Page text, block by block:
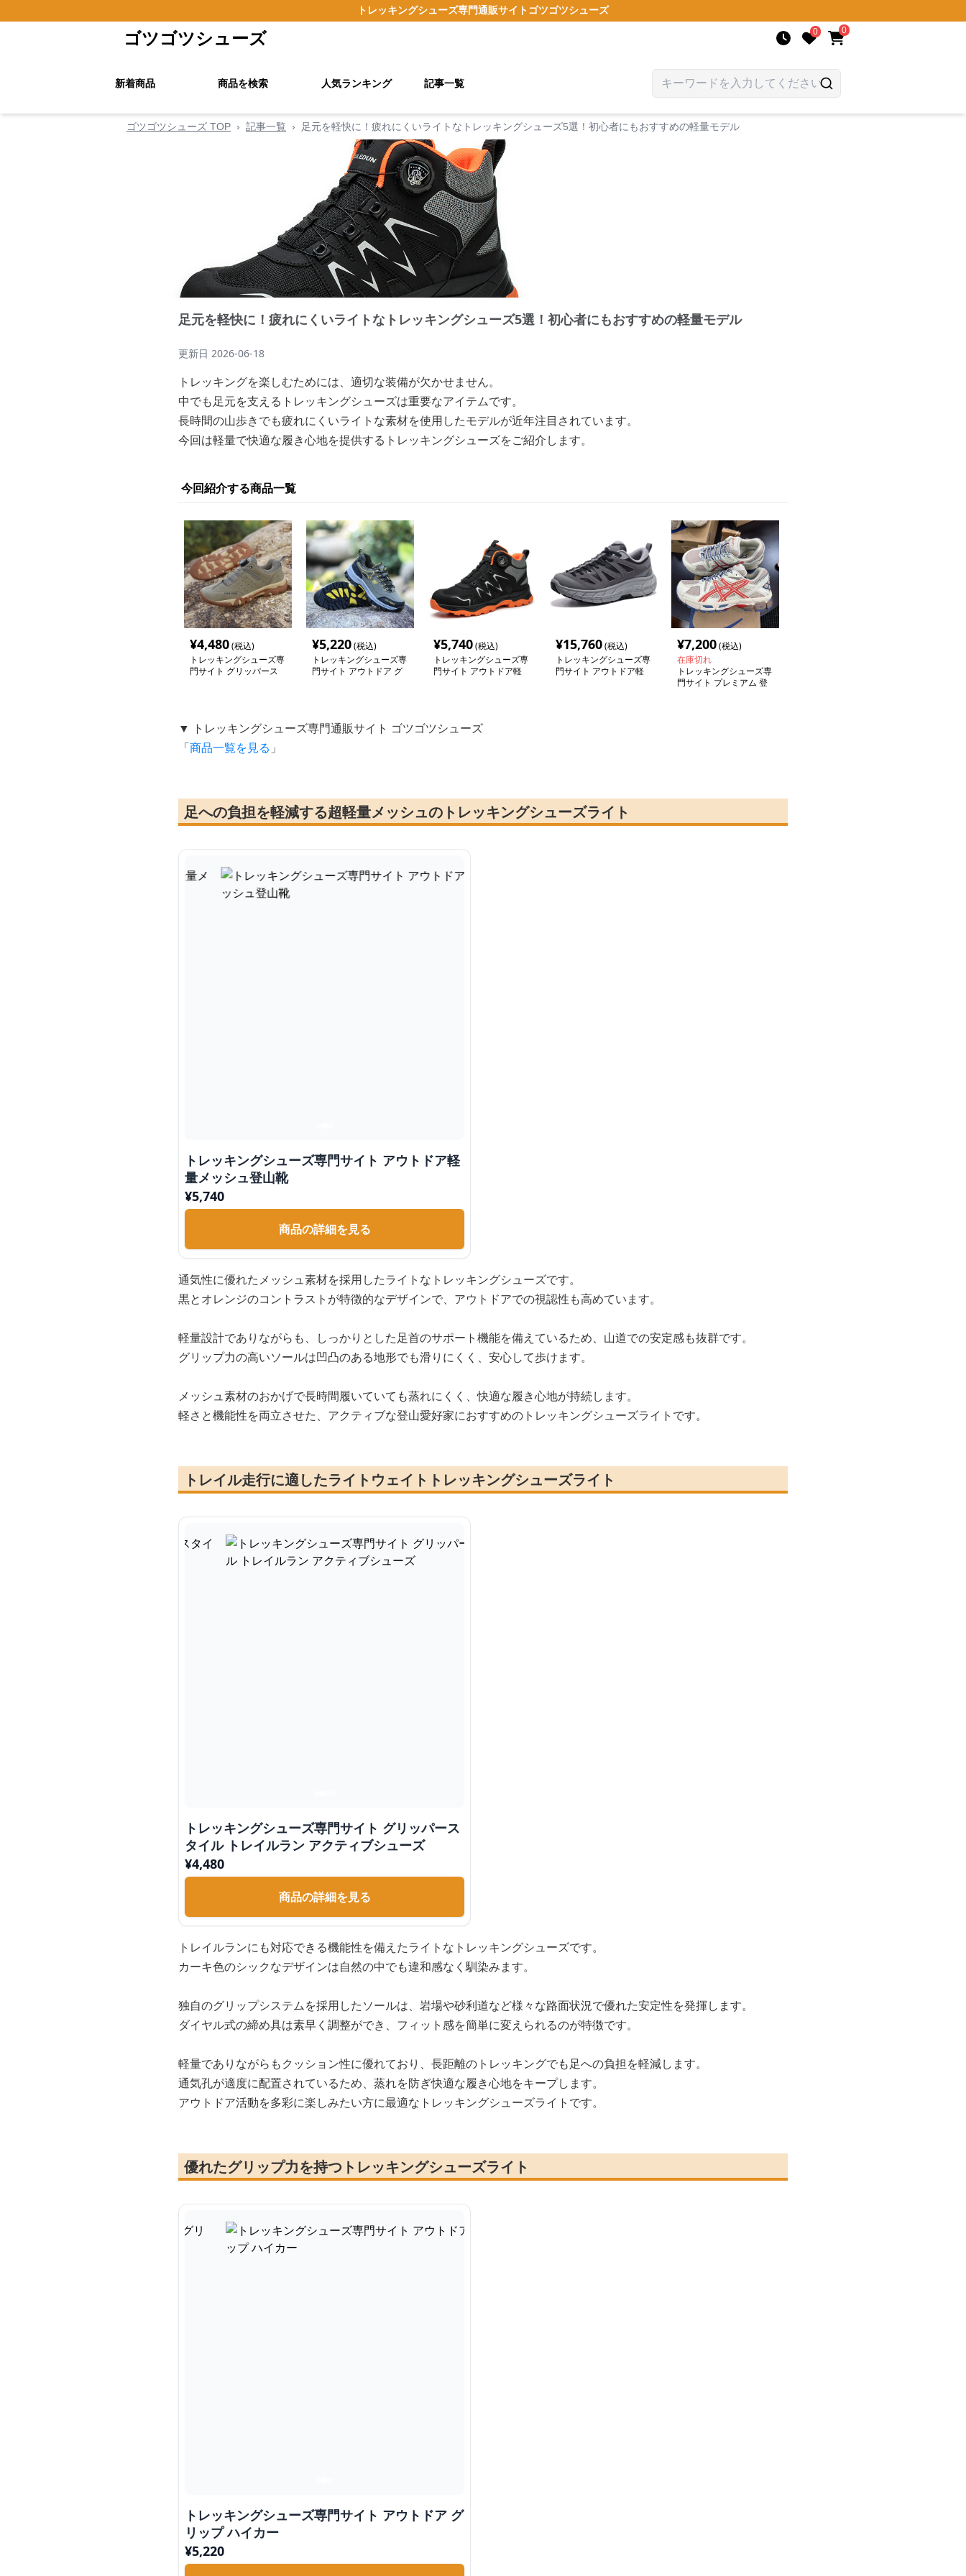
トレッキングシューズ専門通販サイト ゴツゴツシューズ
ゴツゴツシューズ 0 0
新着商品 商品を検索 人気ランキング 記事一覧
ゴツゴツシューズ TOP › 記事一覧 › 足元を軽快に！疲れにくいライトなトレッキングシューズ5選！初心者にもおすすめの軽量モデル
足元を軽快に！疲れにくいライトなトレッキングシューズ5選！初心者にもおすすめの軽量モデル
更新日 2026-06-18
トレッキングを楽しむためには、適切な装備が欠かせません。
中でも足元を支えるトレッキングシューズは重要なアイテムです。
長時間の山歩きでも疲れにくいライトな素材を使用したモデルが近年注目されています。
今回は軽量で快適な履き心地を提供するトレッキングシューズをご紹介します。
今回紹介する商品一覧
¥4,480(税込)
トレッキングシューズ専
門サイト グリッパース
¥5,220(税込)
トレッキングシューズ専
門サイト アウトドア グ
¥5,740(税込)
トレッキングシューズ専
門サイト アウトドア軽
¥15,760(税込)
トレッキングシューズ専
門サイト アウトドア軽
¥7,200(税込)
在庫切れ
トレッキングシューズ専
門サイト プレミアム 登
▼ トレッキングシューズ専門通販サイト ゴツゴツシューズ
「商品一覧を見る 」
足への負担を軽減する超軽量メッシュのトレッキングシューズライト
トレッキングシューズ専門サイト アウトドア軽
量メッシュ登山靴
¥5,740
商品の詳細を見る
通気性に優れたメッシュ素材を採用したライトなトレッキングシューズです。
黒とオレンジのコントラストが特徴的なデザインで、アウトドアでの視認性も高めています。
軽量設計でありながらも、しっかりとした足首のサポート機能を備えているため、山道での安定感も抜群です。
グリップ力の高いソールは凹凸のある地形でも滑りにくく、安心して歩けます。
メッシュ素材のおかげで長時間履いていても蒸れにくく、快適な履き心地が持続します。
軽さと機能性を両立させた、アクティブな登山愛好家におすすめのトレッキングシューズライトです。
トレイル走行に適したライトウェイトトレッキングシューズライト
トレッキングシューズ専門サイト グリッパース
タイル トレイルラン アクティブシューズ
¥4,480
商品の詳細を見る
トレイルランにも対応できる機能性を備えたライトなトレッキングシューズです。
カーキ色のシックなデザインは自然の中でも違和感なく馴染みます。
独自のグリップシステムを採用したソールは、岩場や砂利道など様々な路面状況で優れた安定性を発揮します。
ダイヤル式の締め具は素早く調整ができ、フィット感を簡単に変えられるのが特徴です。
軽量でありながらもクッション性に優れており、長距離のトレッキングでも足への負担を軽減します。
通気孔が適度に配置されているため、蒸れを防ぎ快適な履き心地をキープします。
アウトドア活動を多彩に楽しみたい方に最適なトレッキングシューズライトです。
優れたグリップ力を持つトレッキングシューズライト
トレッキングシューズ専門サイト アウトドア グ
リップ ハイカー
¥5,220